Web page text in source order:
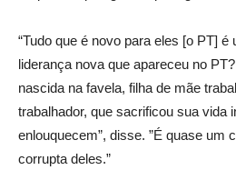
“Tudo que é novo para eles [o PT]
liderança nova que apareceu no
nascida na favela, filha de mãe
trabalhador, que sacrificou sua
enlouquecem”, disse. ”É quase um
corrupta deles.”